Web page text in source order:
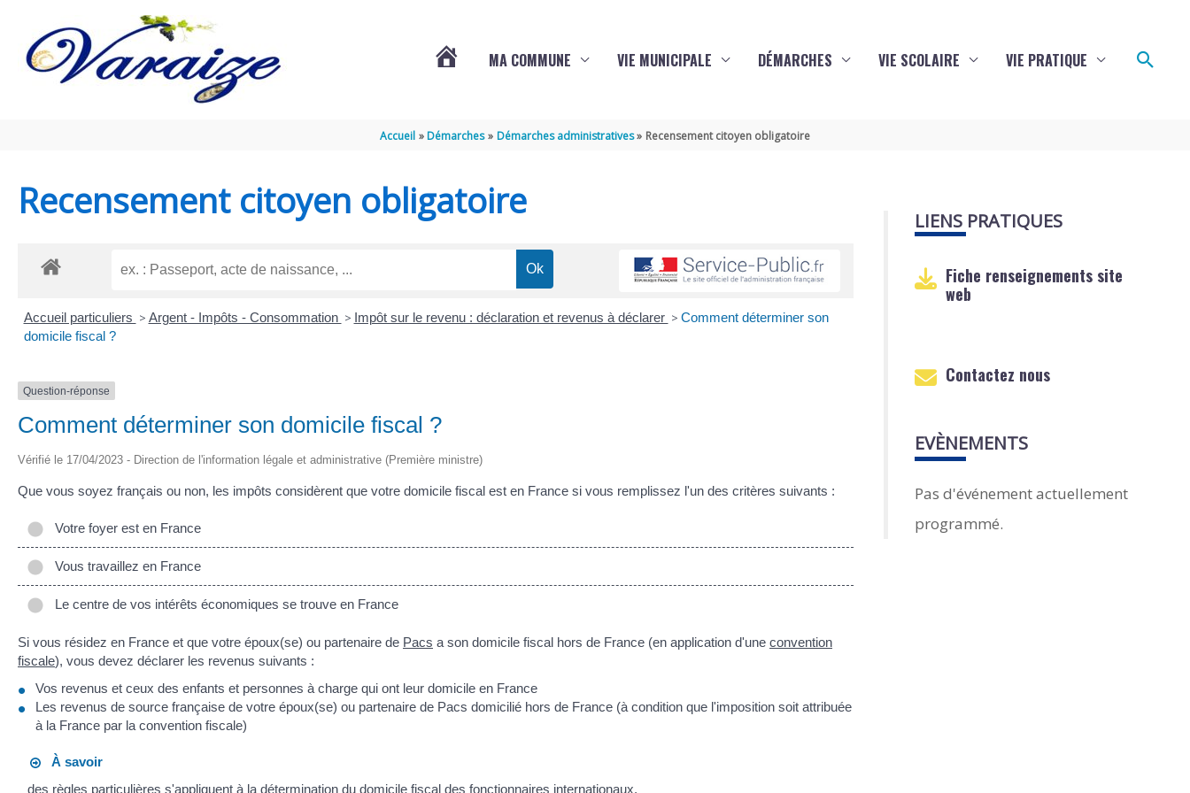
DE
VARAIZE
MA COMMUNE VIE MUNICIPALE DÉMARCHES VIE SCOLAIRE VIE PRATIQUE
Accueil Démarches Démarches administratives Recensement citoyen obligatoire
Recensement citoyen obligatoire
Accueil particuliers > Argent - Impôts - Consommation > Impôt sur le revenu : déclaration et revenus à déclarer > Comment déterminer son
domicile fiscal ?
Question-réponse
Comment déterminer son domicile fiscal ?
Vérifié le 17/04/2023 - Direction de l'information légale et administrative (Première ministre)
Que vous soyez français ou non, les impôts considèrent que votre domicile fiscal est en France si vous remplissez l'un des critères suivants :
Votre foyer est en France
Vous travaillez en France
Le centre de vos intérêts économiques se trouve en France
Si vous résidez en France et que votre époux(se) ou partenaire de Pacs a son domicile fiscal hors de France (en application d'une convention
fiscale), vous devez déclarer les revenus suivants :
Vos revenus et ceux des enfants et personnes à charge qui ont leur domicile en France
Les revenus de source française de votre époux(se) ou partenaire de Pacs domicilié hors de France (à condition que l'imposition soit attribuée
à la France par la convention fiscale)
À savoir
des règles particulières s'appliquent à la détermination du domicile fiscal desfonctionnaires internationaux.
LIENS PRATIQUES
Fiche renseignements site
web
Contactez nous
EVÈNEMENTS
Pas d'événement actuellement
programmé.